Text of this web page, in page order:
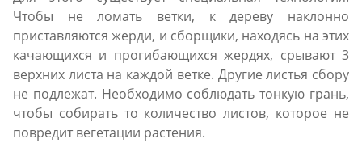
Чтобы не ломать ветки, к дереву наклонно
приставляются жерди, и сборщики, находясь на этих
качающихся и прогибающихся жердях, срывают 3
верхних листа на каждой ветке. Другие листья сбору
не подлежат. Необходимо соблюдать тонкую грань,
чтобы собирать то количество листов, которое не
повредит вегетации растения.